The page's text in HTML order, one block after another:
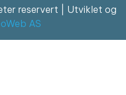
reservert | Utviklet og
AS